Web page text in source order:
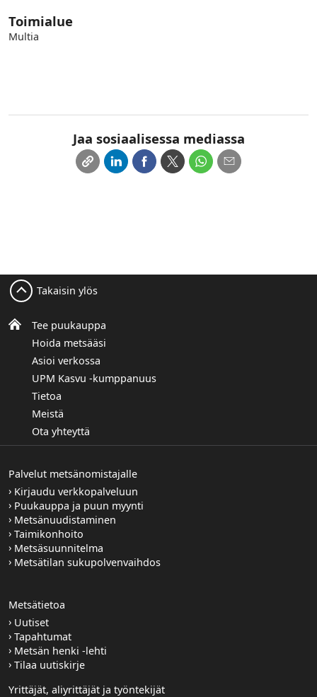
Toimialue
Multia
Jaa sosiaalisessa mediassa
Tee puukauppa
Hoida metsääsi
Asioi verkossa
UPM Kasvu -kumppanuus
Tietoa
Meistä
Ota yhteyttä
Takaisin ylös
Palvelut metsänomistajalle
Kirjaudu verkkopalveluun
Puukauppa ja puun myynti
Metsänuudistaminen
Taimikonhoito
Metsäsuunnitelma
Metsätilan sukupolvenvaihdos
Metsätietoa
Uutiset
Tapahtumat
Metsän henki -lehti
Tilaa uutiskirje
Yrittäjät, aliyrittäjät ja työntekijät